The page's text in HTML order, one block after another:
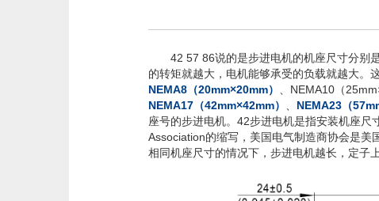
42 57 86说的是步进电机的机座尺寸分别是
的转矩就越大，电机能够承受的负载就越大。
NEMA8（20mm×20mm）
、NEMA10（
NEMA17（42mm×42mm）
NEMA23（
座号的步进电机。42步进电机是指安装机座
Association的缩写，美国电气制造商协会是美
相同机座尺寸的情况下，步进电机越长，定子